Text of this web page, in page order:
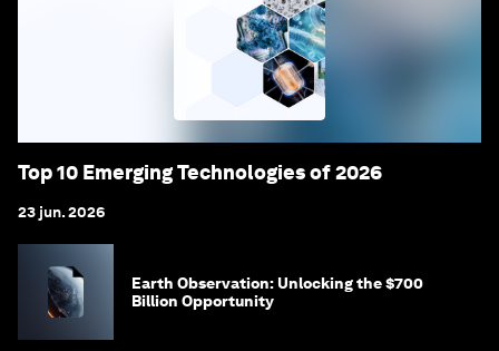
Top 10 Emerging Technologies of 2026
23 jun. 2026
Earth Observation: Unlocking the $700
Billion Opportunity